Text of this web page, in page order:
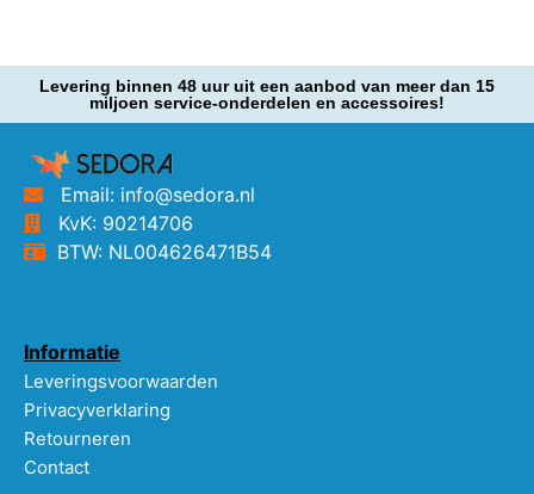
Levering binnen 48 uur uit een aanbod van meer dan 15
miljoen service-onderdelen en accessoires!
Email: info@sedora.nl
KvK: 90214706
BTW: NL004626471B54
Informatie
Leveringsvoorwaarden
Privacyverklaring
Retourneren
Contact